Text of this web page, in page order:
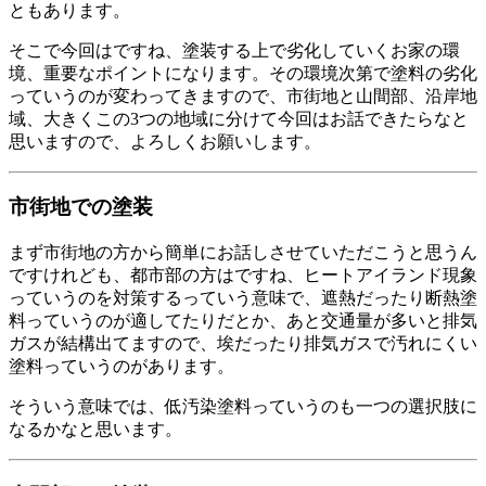
ともあります。
そこで今回はですね、塗装する上で劣化していくお家の環
境、重要なポイントになります。その環境次第で塗料の劣化
っていうのが変わってきますので、市街地と山間部、沿岸地
域、大きくこの3つの地域に分けて今回はお話できたらなと
思いますので、よろしくお願いします。
市街地での塗装
まず市街地の方から簡単にお話しさせていただこうと思うん
ですけれども、都市部の方はですね、ヒートアイランド現象
っていうのを対策するっていう意味で、遮熱だったり断熱塗
料っていうのが適してたりだとか、あと交通量が多いと排気
ガスが結構出てますので、埃だったり排気ガスで汚れにくい
塗料っていうのがあります。
そういう意味では、低汚染塗料っていうのも一つの選択肢に
なるかなと思います。